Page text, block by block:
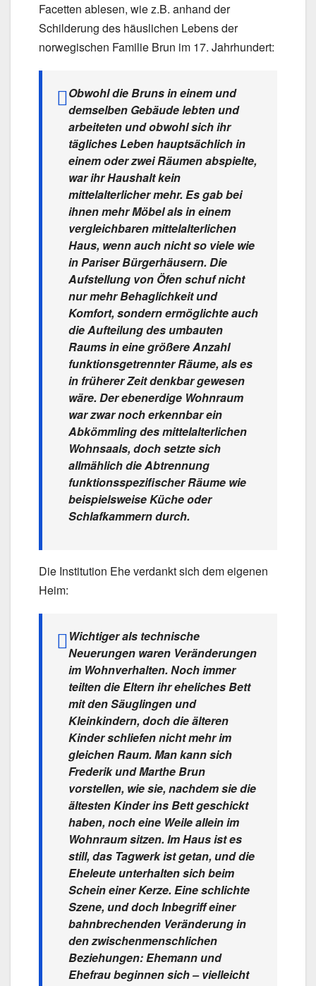
Facetten ablesen, wie z.B. anhand der
Schilderung des häuslichen Lebens der
norwegischen Familie Brun im 17. Jahrhundert:
Obwohl die Bruns in einem und
demselben Gebäude lebten und
arbeiteten und obwohl sich ihr
tägliches Leben hauptsächlich in
einem oder zwei Räumen abspielte,
war ihr Haushalt kein
mittelalterlicher mehr. Es gab bei
ihnen mehr Möbel als in einem
vergleichbaren mittelalterlichen
Haus, wenn auch nicht so viele wie
in Pariser Bürgerhäusern. Die
Aufstellung von Öfen schuf nicht
nur mehr Behaglichkeit und
Komfort, sondern ermöglichte auch
die Aufteilung des umbauten
Raums in eine größere Anzahl
funktionsgetrennter Räume, als es
in früherer Zeit denkbar gewesen
wäre. Der ebenerdige Wohnraum
war zwar noch erkennbar ein
Abkömmling des mittelalterlichen
Wohnsaals, doch setzte sich
allmählich die Abtrennung
funktionsspezifischer Räume wie
beispielsweise Küche oder
Schlafkammern durch.
Die Institution Ehe verdankt sich dem eigenen
Heim:
Wichtiger als technische
Neuerungen waren Veränderungen
im Wohnverhalten. Noch immer
teilten die Eltern ihr eheliches Bett
mit den Säuglingen und
Kleinkindern, doch die älteren
Kinder schliefen nicht mehr im
gleichen Raum. Man kann sich
Frederik und Marthe Brun
vorstellen, wie sie, nachdem sie die
ältesten Kinder ins Bett geschickt
haben, noch eine Weile allein im
Wohnraum sitzen. Im Haus ist es
still, das Tagwerk ist getan, und die
Eheleute unterhalten sich beim
Schein einer Kerze. Eine schlichte
Szene, und doch Inbegriff einer
bahnbrechenden Veränderung in
den zwischenmenschlichen
Beziehungen: Ehemann und
Ehefrau beginnen sich – vielleicht